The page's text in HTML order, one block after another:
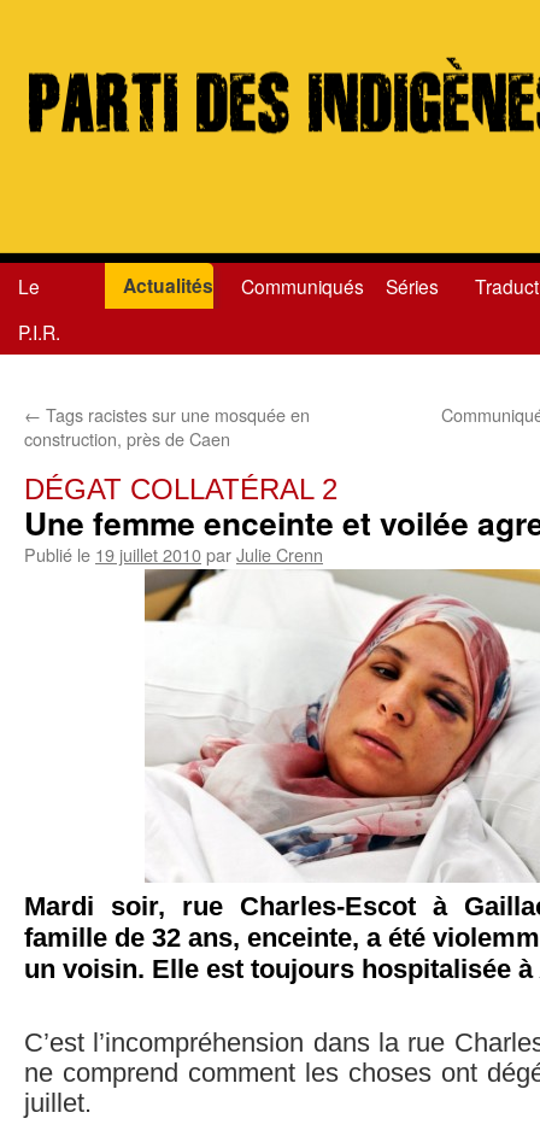
Aller
au
Le
P.I.R.
Actualités Communiqués Séries
← Tags racistes sur une mosquée en
construction, près de Caen
DÉGAT COLLATÉRAL 2
Une femme enceinte et voilée
Publié le 19 juillet 2010parJulie Crenn
Mardi soir, rue Charles-Escot à
famille de 32 ans, enceinte, a été
un voisin. Elle est toujours hospitalisée à
C’est l’incompréhension dans la rue
ne comprend comment les choses ont
juillet.